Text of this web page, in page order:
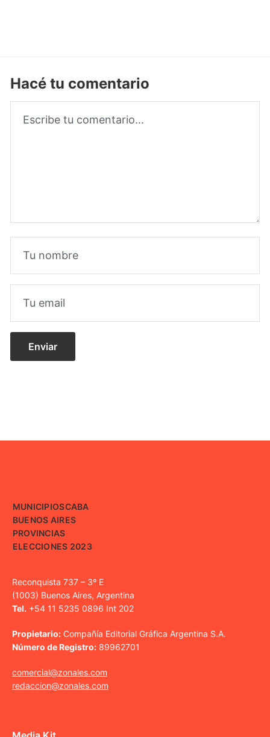
Hacé tu comentario
MUNICIPIOSCABA
BUENOS AIRES
PROVINCIAS
ELECCIONES 2023
Reconquista 737 – 3º E
(1003) Buenos Aires, Argentina
Tel. +54 11 5235 0896 Int 202
Propietario: Compañía Editorial Gráfica Argentina S.A.
Número de Registro: 89962701
comercial@zonales.com
redaccion@zonales.com